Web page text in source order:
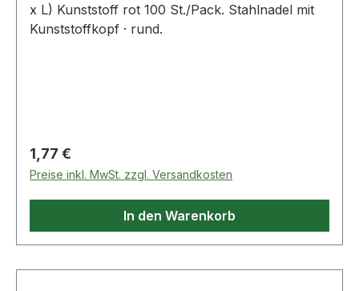
x L) Kunststoff rot 100 St./Pack. Stahlnadel mit
Kunststoffkopf · rund.
Regulärer Preis:
1,77 €
Preise inkl. MwSt. zzgl. Versandkosten
In den Warenkorb